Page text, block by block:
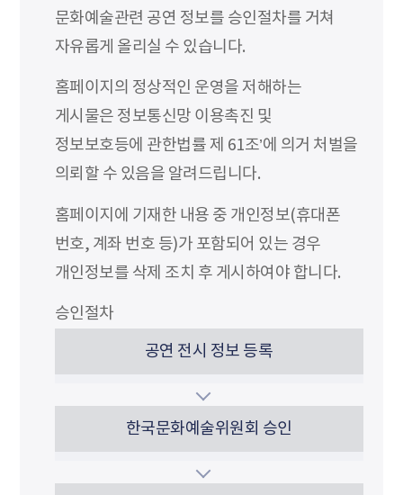
문화예술관련 공연 정보를 승인절차를 거쳐
자유롭게 올리실 수 있습니다.
홈페이지의 정상적인 운영을 저해하는
게시물은 정보통신망 이용촉진 및
정보보호등에 관한법률 제 61조’에 의거 처벌을
의뢰할 수 있음을 알려드립니다.
홈페이지에 기재한 내용 중 개인정보(휴대폰
번호, 계좌 번호 등)가 포함되어 있는 경우
개인정보를 삭제 조치 후 게시하여야 합니다.
승인절차
공연 전시 정보 등록
한국문화예술위원회 승인